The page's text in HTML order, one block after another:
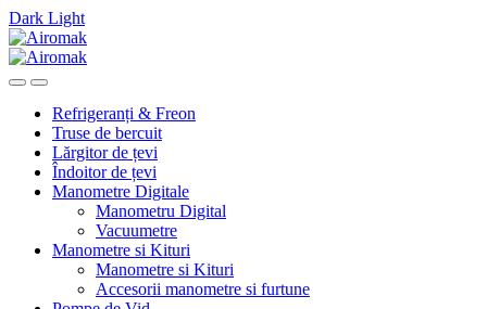
Dark Light
Skip
to
navigation
Skip
to
content
Refrigeranți & Freon
Truse de bercuit
Lărgitor de țevi
Îndoitor de țevi
Manometre Digitale
Manometru Digital
Vacuumetre
Manometre si Kituri
Manometre si Kituri
Accesorii manometre si furtune